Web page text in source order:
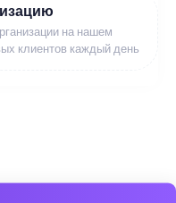
на нашем
клиентов каждый день